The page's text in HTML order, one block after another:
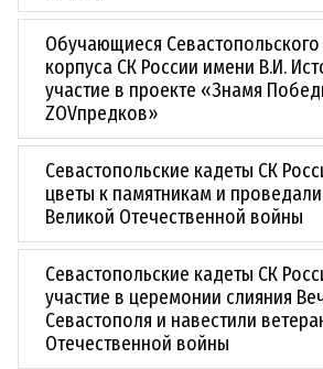
Обучающиеся Севастопольского
корпуса СК России имени В.И.
участие в проекте «Знамя
ZOVпредков»
Севастопольские кадеты СК
цветы к памятникам и
Великой Отечественной войны
Севастопольские кадеты СК
участие в церемонии слияния
Севастополя и навестили
Отечественной войны